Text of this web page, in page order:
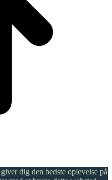
dig den bedste oplevelse på